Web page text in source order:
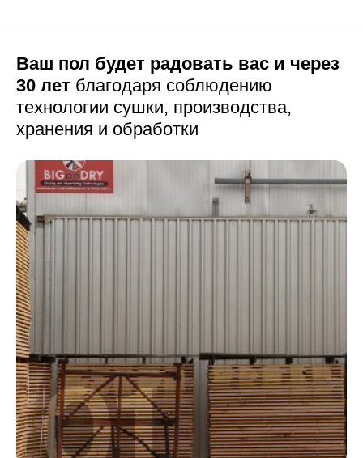
Ваш пол будет радовать вас и через
30 лет благодаря соблюдению
технологии сушки, производства,
хранения и обработки